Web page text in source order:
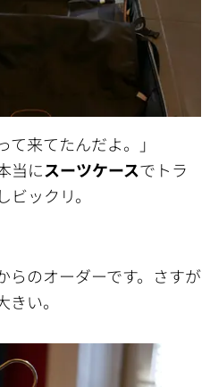
て来てたんだよ。」
当にスーツケースでトラ
ックリ。
らのオーダーです。さすが
い。